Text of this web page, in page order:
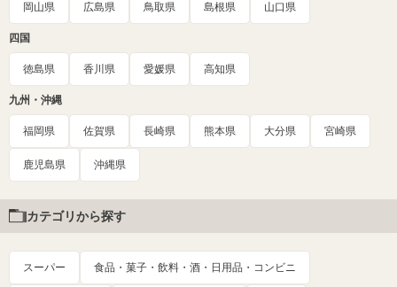
岡山県 広島県 鳥取県 島根県 山口県
四国
徳島県 香川県 愛媛県 高知県
九州・沖縄
福岡県 佐賀県 長崎県 熊本県 大分県 宮崎県
鹿児島県 沖縄県
カテゴリから探す
スーパー 食品・菓子・飲料・酒・日用品・コンビニ